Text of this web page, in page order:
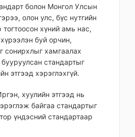
болон Монгол Улсын
олон улс, бүс нутгийн
тогтоосон хүний амь нас,
буй орчин,
сонирхлыг хамгаалах
стандартыг
этгээд хэрэглэхгүй.
хуулийн этгээд нь
байгаа стандартыг
үндэсний стандартаар